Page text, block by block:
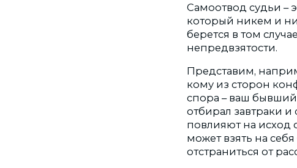
Самоотвод судьи –
который никем и
берется в том
непредвзятости.
Представим,
кому из сторон
спора – ваш бывший
отбирал завтраки
повлияют на исход
может взять на
отстраниться от